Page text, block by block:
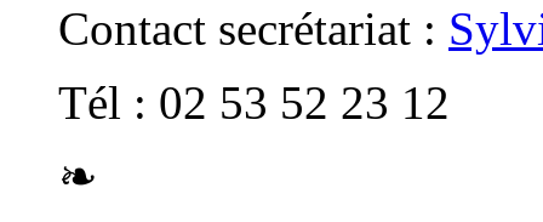
Contact secrétariat :
Tél : 02 53 52 23 12
❧